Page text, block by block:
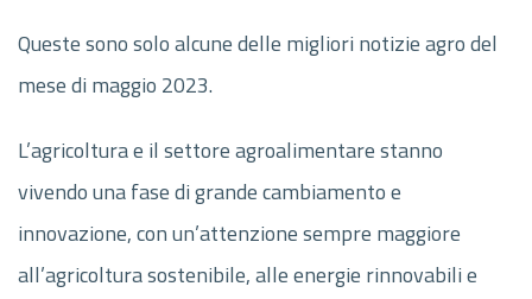
Queste sono solo alcune delle migliori notizie agro del
mese di maggio 2023.
L’agricoltura e il settore agroalimentare stanno
vivendo una fase di grande cambiamento e
innovazione, con un’attenzione sempre maggiore
all’agricoltura sostenibile, alle energie rinnovabili e